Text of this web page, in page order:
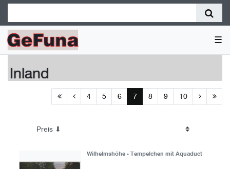
☰
Inland
4 5 6 7 8 9 10
Wilhelmshöhe - Tempelchen mit Aquaduct